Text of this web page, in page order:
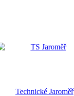
Technické Jaroměř